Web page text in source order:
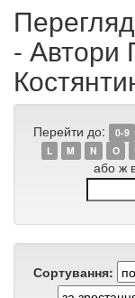
- Автори
Перейти до: 0-9
L
M N O
або ж
Сортування: